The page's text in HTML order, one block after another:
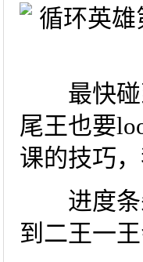
最快碰到
尾王也要
课的技巧
进度条杀
到二王一